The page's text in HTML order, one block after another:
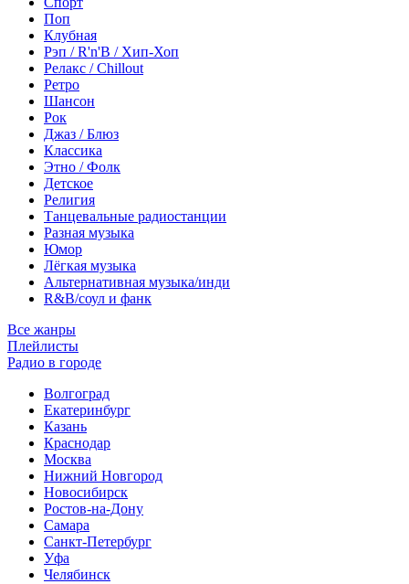
Поп
Клубная
Рэп / R'n'B / Хип-Хоп
Релакс / Chillout
Ретро
Шансон
Рок
Джаз / Блюз
Классика
Этно / Фолк
Детское
Религия
Танцевальные радиостанции
Разная музыка
Юмор
Лёгкая музыка
Альтернативная музыка/инди
R&B/cоул и фанк
Все жанры
Плейлисты
Радио в городе
Волгоград
Екатеринбург
Казань
Краснодар
Москва
Нижний Новгород
Новосибирск
Ростов-на-Дону
Самара
Санкт-Петербург
Уфа
Челябинск